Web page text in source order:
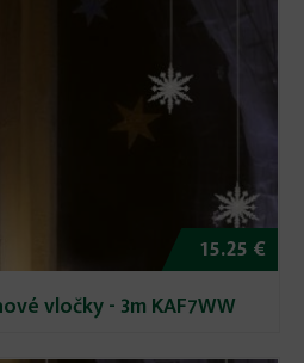
15.25 €
vločky - 3m KAF7WW